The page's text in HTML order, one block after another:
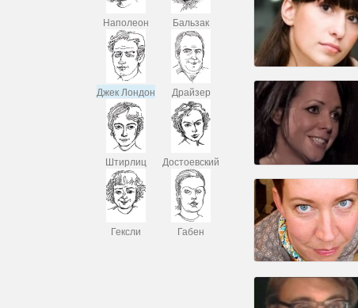
Наполеон Бальзак
Джек Лондон Драйзер
Штирлиц Достоевский
Гексли Габен